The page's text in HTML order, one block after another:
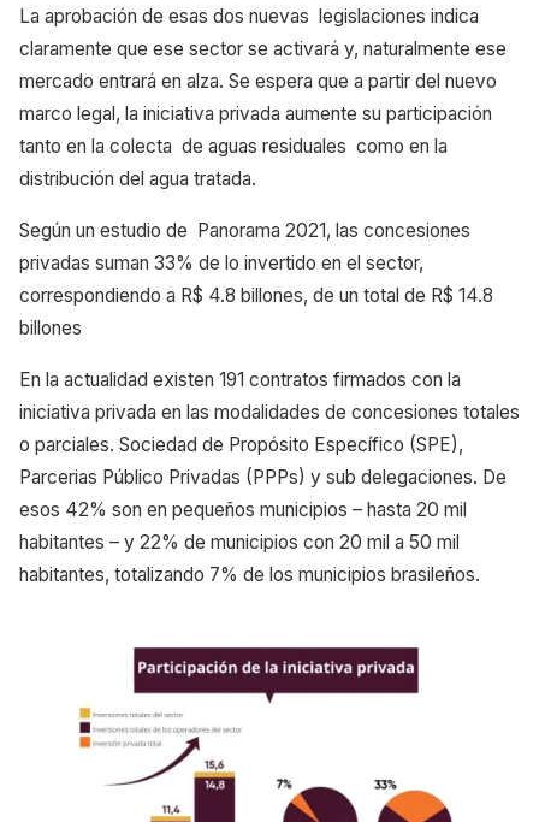
La aprobación de esas dos nuevas legislaciones indica
claramente que ese sector se activará y, naturalmente ese
mercado entrará en alza. Se espera que a partir del nuevo
marco legal, la iniciativa privada aumente su participación
tanto en la colecta de aguas residuales como en la
distribución del agua tratada.
Según un estudio de Panorama 2021, las concesiones
privadas suman 33% de lo invertido en el sector,
correspondiendo a R$ 4.8 billones, de un total de R$ 14.8
billones
En la actualidad existen 191 contratos firmados con la
iniciativa privada en las modalidades de concesiones totales
o parciales. Sociedad de Propósito Específico (SPE),
Parcerias Público Privadas (PPPs) y sub delegaciones. De
esos 42% son en pequeños municipios – hasta 20 mil
habitantes – y 22% de municipios con 20 mil a 50 mil
habitantes, totalizando 7% de los municipios brasileños.